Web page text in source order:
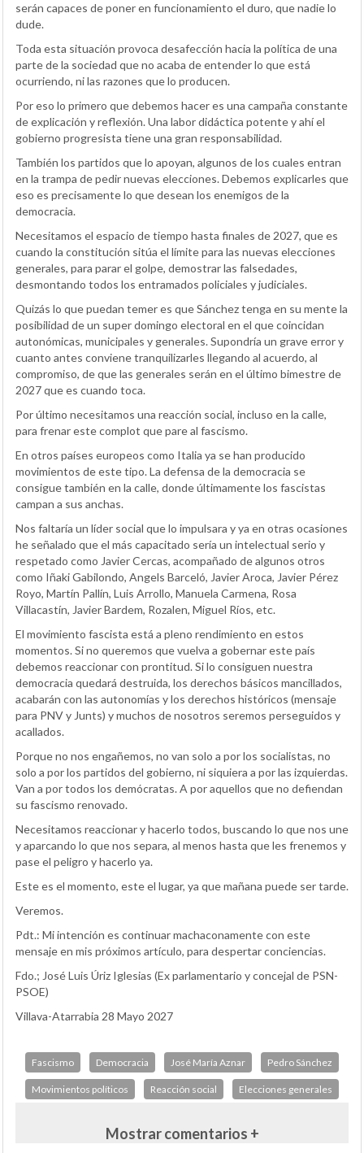
serán capaces de poner en funcionamiento el duro, que nadie lo
dude.
Toda esta situación provoca desafección hacia la política de una
parte de la sociedad que no acaba de entender lo que está
ocurriendo, ni las razones que lo producen.
Por eso lo primero que debemos hacer es una campaña constante
de explicación y reflexión. Una labor didáctica potente y ahí el
gobierno progresista tiene una gran responsabilidad.
También los partidos que lo apoyan, algunos de los cuales entran
en la trampa de pedir nuevas elecciones. Debemos explicarles que
eso es precisamente lo que desean los enemigos de la
democracia.
Necesitamos el espacio de tiempo hasta finales de 2027, que es
cuando la constitución sitúa el límite para las nuevas elecciones
generales, para parar el golpe, demostrar las falsedades,
desmontando todos los entramados policiales y judiciales.
Quizás lo que puedan temer es que Sánchez tenga en su mente la
posibilidad de un super domingo electoral en el que coincidan
autonómicas, municipales y generales. Supondría un grave error y
cuanto antes conviene tranquilizarles llegando al acuerdo, al
compromiso, de que las generales serán en el último bimestre de
2027 que es cuando toca.
Por último necesitamos una reacción social, incluso en la calle,
para frenar este complot que pare al fascismo.
En otros países europeos como Italia ya se han producido
movimientos de este tipo. La defensa de la democracia se
consigue también en la calle, donde últimamente los fascistas
campan a sus anchas.
Nos faltaría un líder social que lo impulsara y ya en otras ocasiones
he señalado que el más capacitado sería un intelectual serio y
respetado como Javier Cercas, acompañado de algunos otros
como Iñaki Gabilondo, Angels Barceló, Javier Aroca, Javier Pérez
Royo, Martín Pallín, Luis Arrollo, Manuela Carmena, Rosa
Villacastín, Javier Bardem, Rozalen, Miguel Ríos, etc.
El movimiento fascista está a pleno rendimiento en estos
momentos. Si no queremos que vuelva a gobernar este país
debemos reaccionar con prontitud. Si lo consiguen nuestra
democracia quedará destruida, los derechos básicos mancillados,
acabarán con las autonomías y los derechos históricos (mensaje
para PNV y Junts) y muchos de nosotros seremos perseguidos y
acallados.
Porque no nos engañemos, no van solo a por los socialistas, no
solo a por los partidos del gobierno, ni siquiera a por las izquierdas.
Van a por todos los demócratas. A por aquellos que no defiendan
su fascismo renovado.
Necesitamos reaccionar y hacerlo todos, buscando lo que nos une
y aparcando lo que nos separa, al menos hasta que les frenemos y
pase el peligro y hacerlo ya.
Este es el momento, este el lugar, ya que mañana puede ser tarde.
Veremos.
Pdt.: Mi intención es continuar machaconamente con este
mensaje en mis próximos artículo, para despertar conciencias.
Fdo.; José Luis Úriz Iglesias (Ex parlamentario y concejal de PSN-
PSOE)
Villava-Atarrabia 28 Mayo 2027
Fascismo Democracia José María Aznar Pedro Sánchez
Movimientos políticos Reacción social Elecciones generales
Mostrar comentarios +